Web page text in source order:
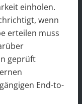
einholen.
wenn
erteilen muss
geprüft
End-to-